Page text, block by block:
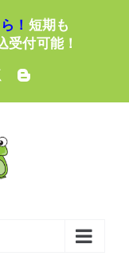
！ 短期も
受付可能！
X Blogger